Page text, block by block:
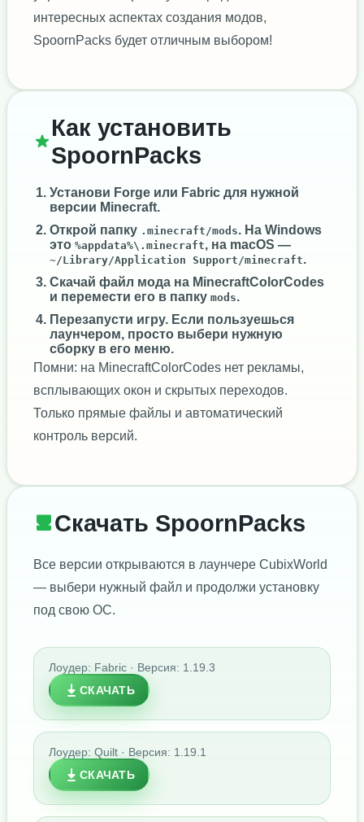
интересных аспектах создания модов,
SpoornPacks будет отличным выбором!
Как установить
SpoornPacks
Установи Forge или Fabric для нужной
версии Minecraft.
Открой папку .minecraft/mods. На Windows
это %appdata%\.minecraft, на macOS —
~/Library/Application Support/minecraft.
Скачай файл мода на MinecraftColorCodes
и перемести его в папку mods.
Перезапусти игру. Если пользуешься
лаунчером, просто выбери нужную
сборку в его меню.
Помни: на MinecraftColorCodes нет рекламы,
всплывающих окон и скрытых переходов.
Только прямые файлы и автоматический
контроль версий.
Скачать SpoornPacks
Все версии открываются в лаунчере CubixWorld
— выбери нужный файл и продолжи установку
под свою ОС.
Лоудер: Fabric · Версия: 1.19.3
СКАЧАТЬ
Лоудер: Quilt · Версия: 1.19.1
СКАЧАТЬ